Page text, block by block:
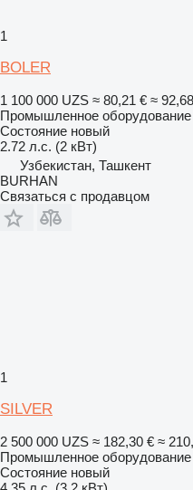
1
BOLER
1 100 000 UZS ≈ 80,21 € ≈
Промышленное оборудование
Состояние новый
2.72 л.с. (2 кВт)
Узбекистан, Ташкент
BURHAN
Связаться с продавцом
1
SILVER
2 500 000 UZS ≈ 182,30 € ≈
Промышленное
Состояние новый